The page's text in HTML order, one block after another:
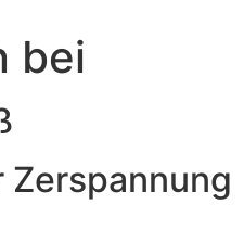
bei
Zerspannung